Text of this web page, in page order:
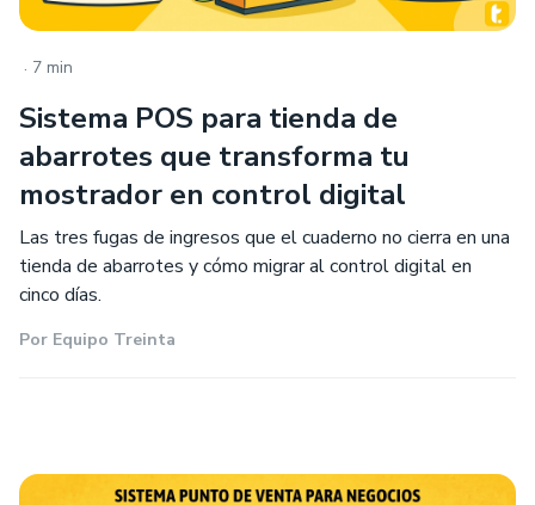
. 7 min
Sistema POS para tienda de
abarrotes que transforma tu
mostrador en control digital
Las tres fugas de ingresos que el cuaderno no cierra en una
tienda de abarrotes y cómo migrar al control digital en
cinco días.
Por Equipo Treinta